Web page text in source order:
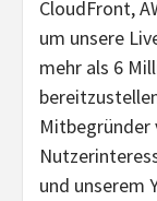
CloudFront,
um unsere
mehr als 6
Mitbegründer
und unserem